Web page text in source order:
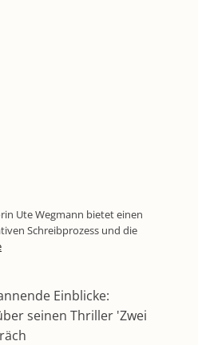
Ute Wegmann bietet einen
Schreibprozess und die
Einblicke:
seinen Thriller 'Zwei